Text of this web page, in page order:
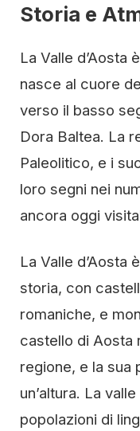
Storia e
La Valle d’Aosta
nasce al cuore
verso il basso
Dora Baltea. La
Paleolitico, e i
loro segni nei
ancora oggi
La Valle d’Aosta
storia, con
romaniche, e
castello di Aosta
regione, e la sua
un’altura. La
popolazioni di